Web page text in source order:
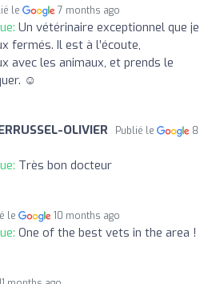
le 7 months ago
Un vétérinaire exceptionnel que je
fermés. Il est à l’écoute,
avec les animaux, et prends le
☺️
OLIVIER Publié le
8
Très bon docteur
le 10 months ago
One of the best vets in the area !